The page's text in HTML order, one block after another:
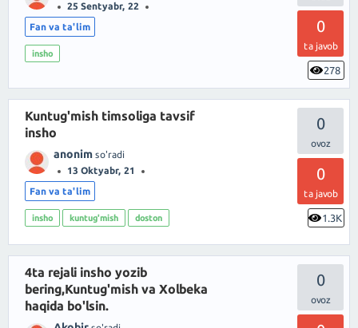
0
ta javob
278
25 Sentyabr, 22
Fan va ta'lim
insho
0
0
ta javob
1.3K
Kuntug'mish timsoliga tavsif
insho
anonim so'radi
13 Oktyabr, 21
Fan va ta'lim
insho kuntug'mish doston
0
4ta rejali insho yozib
bering,Kuntug'mish va Xolbeka
haqida bo'lsin.